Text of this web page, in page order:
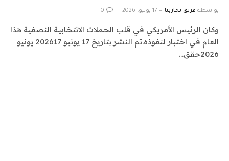
بواسطة فريق تجاربنا 17 يونيو، 2026 0
وكان الرئيس الأمريكي في قلب الحملات الانتخابية النصفية هذا
العام في اختبار لنفوذه.تم النشر بتاريخ 17 يونيو 202617 يونيو
2026حقق…